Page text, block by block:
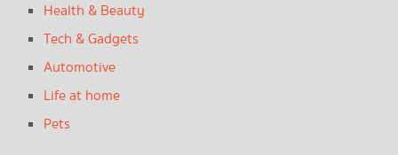
Health & Beauty
Tech & Gadgets
Automotive
Life at home
Pets